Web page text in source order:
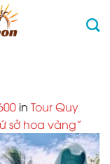
in Tour Quy
sở hoa vàng”